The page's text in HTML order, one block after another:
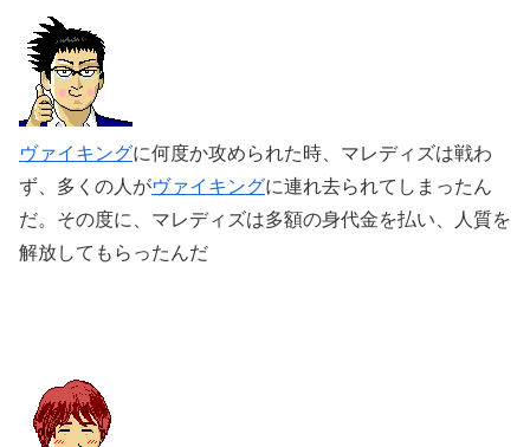
ヴァイキングに何度か攻められた時、マレディズは戦わ
ず、多くの人がヴァイキングに連れ去られてしまったん
だ。その度に、マレディズは多額の身代金を払い、人質を
解放してもらったんだ